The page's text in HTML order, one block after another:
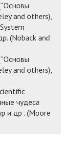
and others),
(Noback and
and others),
чудеса
и др . (Moore